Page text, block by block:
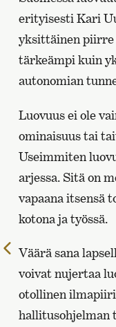
erityisesti Kari
yksittäinen piirre
tärkeämpi kuin
autonomian
Luovuus ei ole
ominaisuus tai
Useimmiten
arjessa. Sitä on
vapaana itsensä
kotona ja työssä.
Väärä sana
voivat nujertaa
otollinen
hallitusohjelman
Edelliselle
sivulle